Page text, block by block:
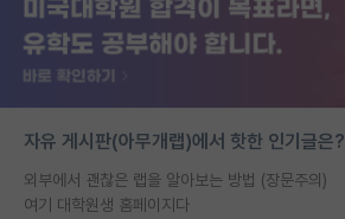
자유 게시판(아무개랩)에서 핫한 인기글은?
외부에서 괜찮은 랩을 알아보는 방법 (장문주의)
여기 대학원생 홈페이지다